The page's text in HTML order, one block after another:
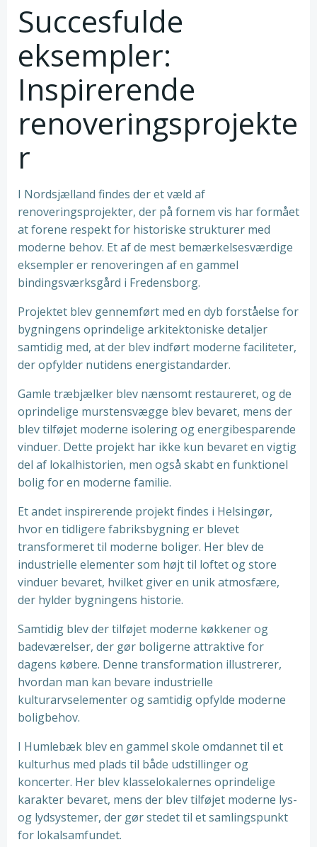
Succesfulde
eksempler:
Inspirerende
renoveringsprojekte
r
I Nordsjælland findes der et væld af
renoveringsprojekter, der på fornem vis har formået
at forene respekt for historiske strukturer med
moderne behov. Et af de mest bemærkelsesværdige
eksempler er renoveringen af en gammel
bindingsværksgård i Fredensborg.
Projektet blev gennemført med en dyb forståelse for
bygningens oprindelige arkitektoniske detaljer
samtidig med, at der blev indført moderne faciliteter,
der opfylder nutidens energistandarder.
Gamle træbjælker blev nænsomt restaureret, og de
oprindelige murstensvægge blev bevaret, mens der
blev tilføjet moderne isolering og energibesparende
vinduer. Dette projekt har ikke kun bevaret en vigtig
del af lokalhistorien, men også skabt en funktionel
bolig for en moderne familie.
Et andet inspirerende projekt findes i Helsingør,
hvor en tidligere fabriksbygning er blevet
transformeret til moderne boliger. Her blev de
industrielle elementer som højt til loftet og store
vinduer bevaret, hvilket giver en unik atmosfære,
der hylder bygningens historie.
Samtidig blev der tilføjet moderne køkkener og
badeværelser, der gør boligerne attraktive for
dagens købere. Denne transformation illustrerer,
hvordan man kan bevare industrielle
kulturarvselementer og samtidig opfylde moderne
boligbehov.
I Humlebæk blev en gammel skole omdannet til et
kulturhus med plads til både udstillinger og
koncerter. Her blev klasselokalernes oprindelige
karakter bevaret, mens der blev tilføjet moderne lys-
og lydsystemer, der gør stedet til et samlingspunkt
for lokalsamfundet.